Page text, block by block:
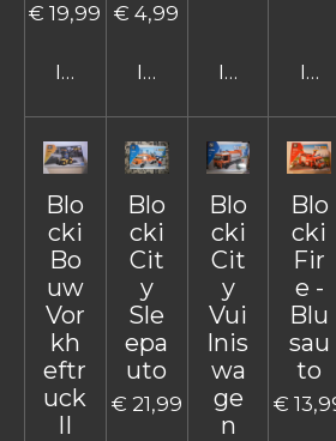
€ 19,99
In winkelwagen
€ 4,99
In winkelwagen
In In
Blo
cki
Bo
uw
Vor
kh
eftr
uck
II
Blo
cki
Cit
y
Sle
epa
uto
€ 21,99
Blo
cki
Cit
y
Vui
lnis
wa
ge
n
Blo
cki
Fir
e -
Blu
sau
to
€